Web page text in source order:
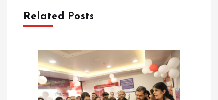
aRelated Posts